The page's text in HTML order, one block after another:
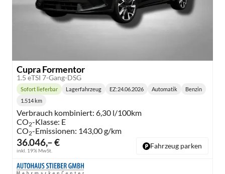
Cupra Formentor
1.5 eTSI 7-Gang-DSG
36.046,– €
inkl. 19% MwSt.
Lieferzeit:
Sofort lieferbar Lagerfahrzeug EZ:24.06.2026 Automatik Benzin
1.514 km
Verbrauch kombiniert: 6,30 l/100km
CO2-Klasse: E
CO2-Emissionen: 143,00 g/km
Fahrzeug parken